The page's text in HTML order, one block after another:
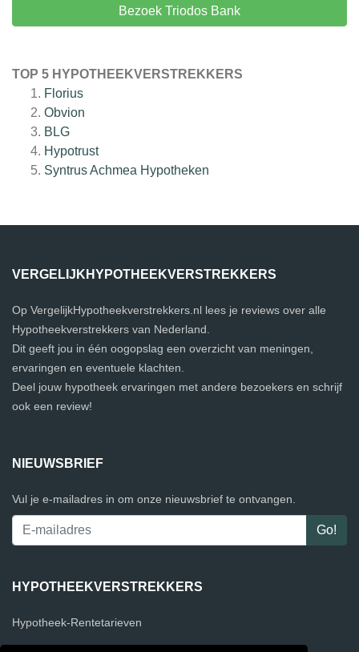
Bezoek Triodos Bank
TOP 5 HYPOTHEEKVERSTREKKERS
Florius
Obvion
BLG
Hypotrust
Syntrus Achmea Hypotheken
VERGELIJKHYPOTHEEKVERSTREKKERS
Op VergelijkHypotheekverstrekkers.nl lees je reviews over alle
Hypotheekverstrekkers van Nederland.
Dit geeft jou in één oogopslag een overzicht van meningen,
ervaringen en eventuele klachten.
Deel jouw hypotheek ervaringen met andere bezoekers en schrijf
ook een review!
NIEUWSBRIEF
Vul je e-mailadres in om onze nieuwsbrief te ontvangen.
HYPOTHEEKVERSTREKKERS
Hypotheek-Rentetarieven